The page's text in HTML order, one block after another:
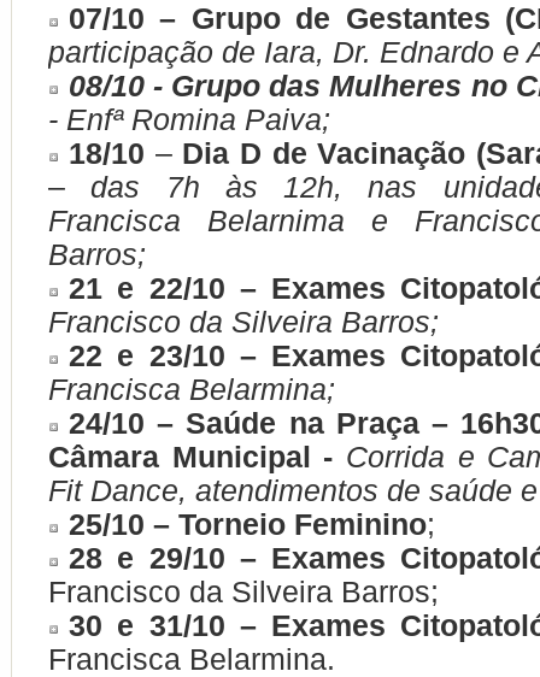
07/10 – Grupo de Gestantes
participação de Iara, Dr. Ednardo e
08/10 - Grupo das Mulheres no
- Enfª Romina Paiva;
18/10 – Dia D de Vacinação
–das 7h às 12h, nas
Francisca Belarnima e
Barros;
21 e 22/10 – Exames
Francisco da Silveira Barros;
22 e 23/10 – Exames
Francisca Belarmina;
24/10 – Saúde na Praça –
Câmara Municipal - Corrida e
Fit Dance, atendimentos de saúde
25/10 – Torneio Feminino;
28 e 29/10 – Exames
Francisco da Silveira Barros;
30 e 31/10 – Exames
Francisca Belarmina.